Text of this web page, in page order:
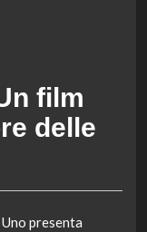
film
delle
presenta